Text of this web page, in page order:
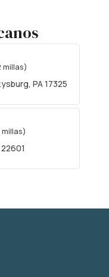
millas)
PA 17325